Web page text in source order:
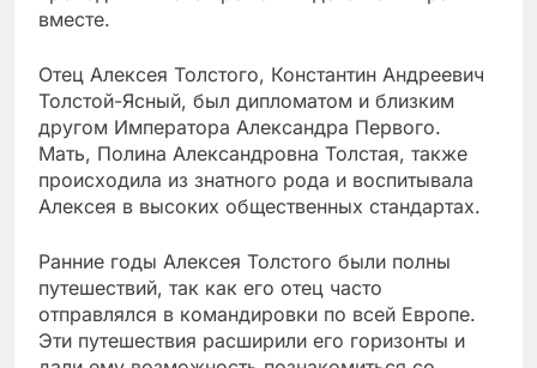
вместе.
Отец Алексея Толстого, Константин Андреевич
Толстой-Ясный, был дипломатом и близким
другом Императора Александра Первого.
Мать, Полина Александровна Толстая, также
происходила из знатного рода и воспитывала
Алексея в высоких общественных стандартах.
Ранние годы Алексея Толстого были полны
путешествий, так как его отец часто
отправлялся в командировки по всей Европе.
Эти путешествия расширили его горизонты и